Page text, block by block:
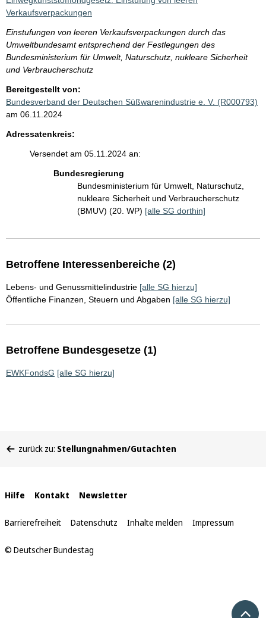
Verkaufsverpackungen
Einstufungen von leeren Verkaufsverpackungen durch das
Umweltbundesamt entsprechend der Festlegungen des
Bundesministerium für Umwelt, Naturschutz, nukleare Sicherheit
und Verbraucherschutz
Bereitgestellt von:
Bundesverband der Deutschen Süßwarenindustrie e. V. (R000793)
am 06.11.2024
Adressatenkreis:
Versendet am 05.11.2024 an:
Bundesregierung
Bundesministerium für Umwelt, Naturschutz,
nukleare Sicherheit und Verbraucherschutz
(BMUV) (20. WP) [alle SG dorthin]
Betroffene Interessenbereiche (2)
Lebens- und Genussmittelindustrie [alle SG hierzu]
Öffentliche Finanzen, Steuern und Abgaben [alle SG hierzu]
Betroffene Bundesgesetze (1)
EWKFondsG [alle SG hierzu]
befinden
zurück zu: Stellungnahmen/Gutachten
Interne
Links
Hilfe Kontakt Newsletter
Barrierefreiheit Datenschutz Inhalte melden Impressum
© Deutscher Bundestag